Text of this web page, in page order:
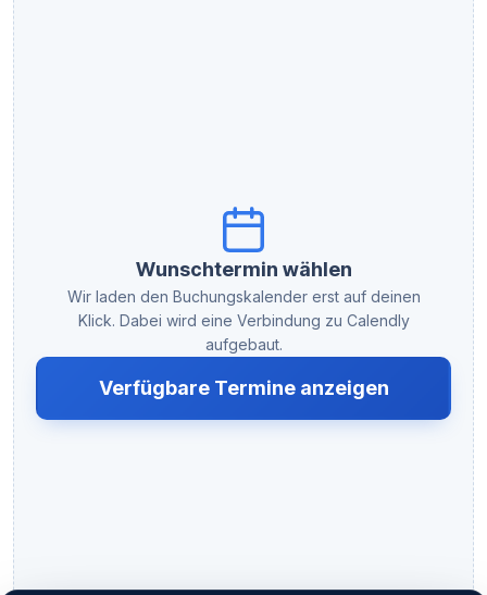
Wunschtermin wählen
Wir laden den Buchungskalender erst auf deinen
Klick. Dabei wird eine Verbindung zu Calendly
aufgebaut.
Verfügbare Termine anzeigen